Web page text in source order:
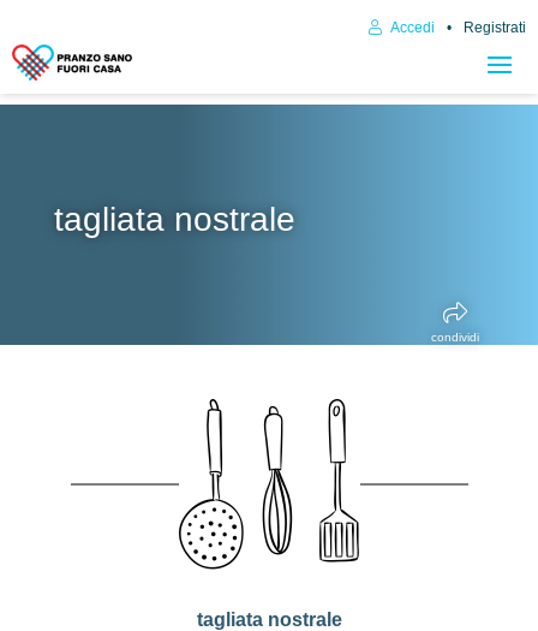
Accedi Registrati
tagliata nostrale
condividi
tagliata nostrale